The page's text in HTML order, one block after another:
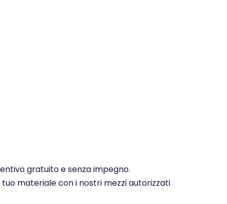
gratuito e senza impegno.
materiale con i nostri mezzi autorizzati